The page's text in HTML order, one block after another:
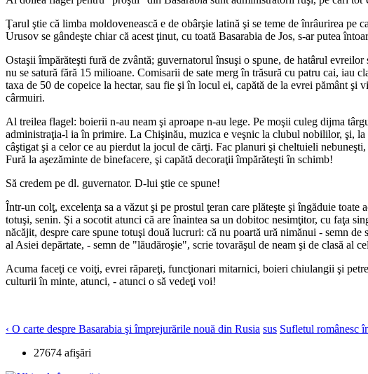
Ţarul ştie că limba moldovenească e de obârşie latină şi se teme de înrâurirea
Urusov se gândeşte chiar că acest ţinut, cu toată Basarabia de Jos, s-ar putea
Ostaşii împărăteşti fură de zvântă; guvernatorul însuşi o spune, de hatârul
nu se satură fără 15 milioane. Comisarii de sate merg în trăsură cu patru cai,
taxa de 50 de copeice la hectar, sau fie şi în locul ei, capătă de la evrei pământ şi
cârmuiri.
Al treilea flagel: boierii n-au neam şi aproape n-au lege. Pe moşii culeg dijma
administraţia-l ia în primire. La Chişinău, muzica e veşnic la clubul nobililor, şi,
câştigat şi a celor ce au pierdut la jocul de cărţi. Fac planuri şi cheltuieli
Fură la aşezăminte de binefacere, şi capătă decoraţii împărăteşti în schimb!
Să credem pe dl. guvernator. D-lui ştie ce spune!
Într-un colţ, excelenţa sa a văzut şi pe prostul ţeran care plăteşte şi îngăduie
totuşi, senin. Şi a socotit atunci că are înaintea sa un dobitoc nesimţitor, cu faţa
năcăjit, despre care spune totuşi două lucruri: că nu poartă ură nimănui - semn
al Asiei depărtate, - semn de "lăudăroşie", scrie tovarăşul de neam şi de clasă
Acuma faceţi ce voiţi, evrei răpareţi, funcţionari mitarnici, boieri chiulangii şi
culturii în minte, atunci, - atunci o să vedeţi voi!
‹ O carte despre Basarabia şi împrejurările nouă din Rusia sus Sufletul românesc
27674 afişări